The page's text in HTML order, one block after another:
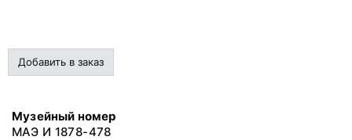
Добавить в заказ
Музейный номер
МАЭ И 1878-478